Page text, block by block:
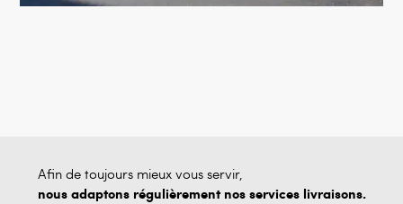
Afin de toujours mieux vous servir,
nous adaptons régulièrement nos services livraisons.